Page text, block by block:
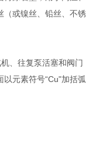
（或镍丝、铅丝、不锈
、往复泵活塞和阀门
元素符号“Cu"加括弧